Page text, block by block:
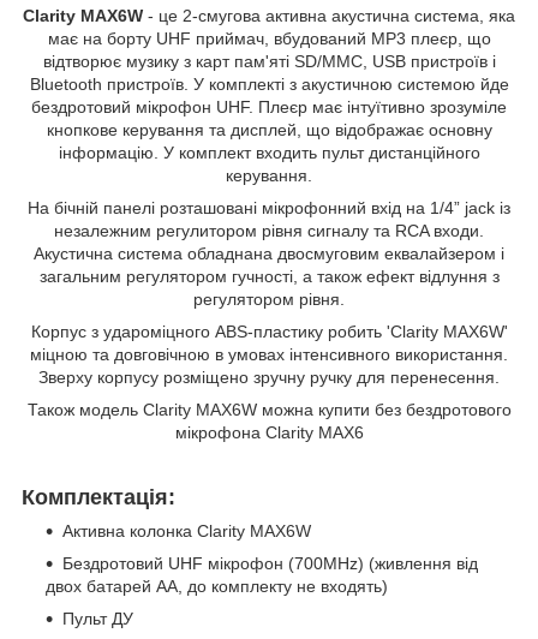
Clarity MAX6W - це 2-смугова активна акустична система, яка
має на борту UHF приймач, вбудований MP3 плеєр, що
відтворює музику з карт пам'яті SD/MMC, USB пристроїв і
Bluetooth пристроїв. У комплекті з акустичною системою йде
бездротовий мікрофон UHF. Плеєр має інтуїтивно зрозуміле
кнопкове керування та дисплей, що відображає основну
інформацію. У комплект входить пульт дистанційного
керування.
На бічній панелі розташовані мікрофонний вхід на 1/4” jack із
незалежним регулитором рівня сигналу та RCA входи.
Акустична система обладнана двосмуговим еквалайзером і
загальним регулятором гучності, а також ефект відлуння з
регулятором рівня.
Корпус з удароміцного ABS-пластику робить 'Clarity MAX6W'
міцною та довговічною в умовах інтенсивного використання.
Зверху корпусу розміщено зручну ручку для перенесення.
Також модель Clarity MAX6W можна купити без бездротового
мікрофона Clarity MAX6
Комплектація:
Активна колонка Clarity MAX6W
Бездротовий UHF мікрофон (700MHz) (живлення від
двох батарей AA, до комплекту не входять)
Пульт ДУ